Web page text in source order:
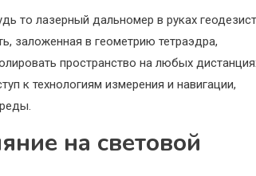
то лазерный дальномер в руках
заложенная в геометрию тетраэдра,
пространство на любых
к технологиям измерения и навигации,
на световой